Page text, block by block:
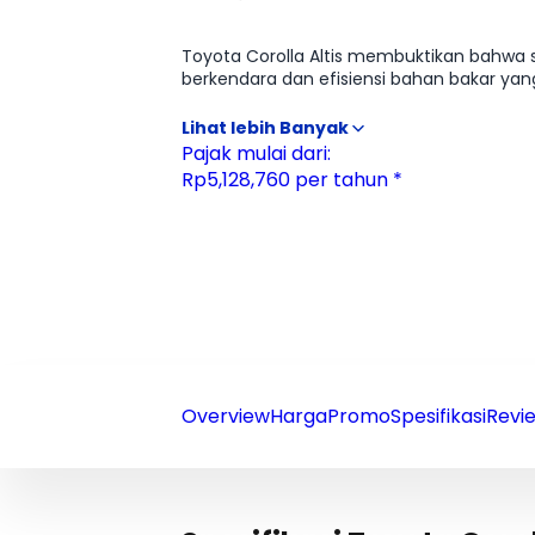
Toyota Corolla Altis membuktikan
berkendara dan efisiensi bahan bakar yang sulit ditandingi. Dibangun di atas platform TNGA-C,
Intouch dan Toyota Safety Sense (TSS)
aman, dan didukung layanan purna jual
Pajak mulai dari:
Rp5,128,760 per tahun *
OverviewHargaPromoSpesifikasi